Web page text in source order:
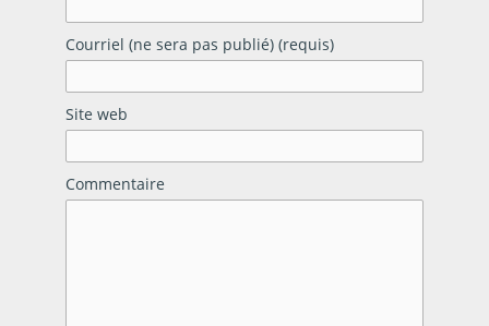
Courriel (ne sera pas publié) (requis)
Site web
Commentaire